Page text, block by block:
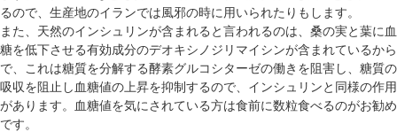
るので、生産地のイランでは風邪の時に用いられたりもします。
また、天然のインシュリンが含まれると言われるのは、桑の実と葉に血
糖を低下させる有効成分のデオキシノジリマイシンが含まれているから
で、これは糖質を分解する酵素グルコシターゼの働きを阻害し、糖質の
吸収を阻止し血糖値の上昇を抑制するので、インシュリンと同様の作用
があります。血糖値を気にされている方は食前に数粒食べるのがお勧め
です。